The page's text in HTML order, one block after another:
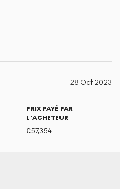
28 Oct 2023
PRIX PAYÉ PAR
L'ACHETEUR
€57,354